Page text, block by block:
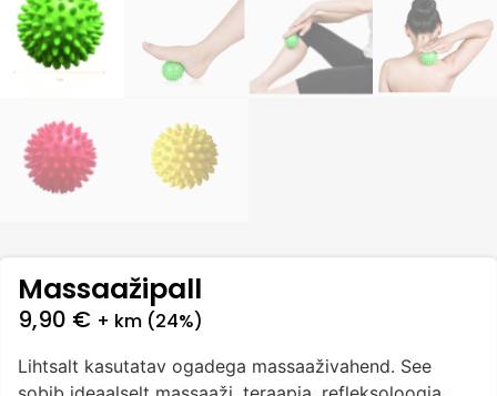
Massaažipall
9,90 € + km (24%)
Lihtsalt kasutatav ogadega massaaživahend. See